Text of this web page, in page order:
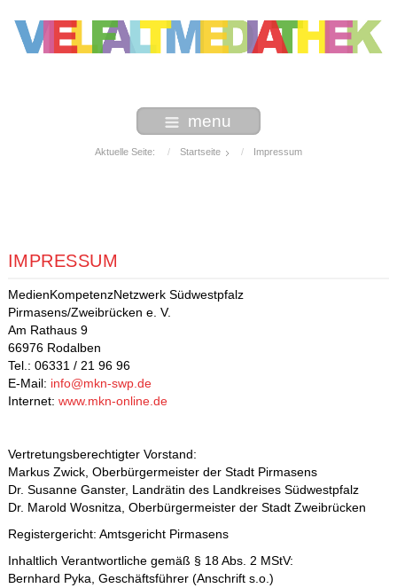
menu
Aktuelle Seite: Startseite Impressum
IMPRESSUM
MedienKompetenzNetzwerk Südwestpfalz
Pirmasens/Zweibrücken e. V.
Am Rathaus 9
66976 Rodalben
Tel.: 06331 / 21 96 96
E-Mail: info@mkn-swp.de
Internet: www.mkn-online.de
Vertretungsberechtigter Vorstand:
Markus Zwick, Oberbürgermeister der Stadt Pirmasens
Dr. Susanne Ganster, Landrätin des Landkreises Südwestpfalz
Dr. Marold Wosnitza, Oberbürgermeister der Stadt Zweibrücken
Registergericht: Amtsgericht Pirmasens
Inhaltlich Verantwortliche gemäß § 18 Abs. 2 MStV:
Bernhard Pyka, Geschäftsführer (Anschrift s.o.)